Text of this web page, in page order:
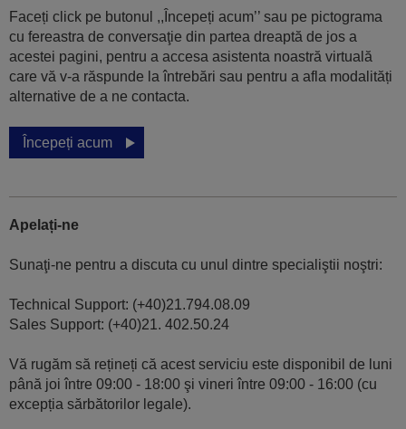
Faceți click pe butonul ,,Începeți acum’’ sau pe pictograma
cu fereastra de conversaţie din partea dreaptă de jos a
acestei pagini, pentru a accesa asistenta noastră virtuală
care vă v-a răspunde la întrebări sau pentru a afla modalități
alternative de a ne contacta.
Începeți acum
Apelați-ne
Sunaţi-ne pentru a discuta cu unul dintre specialiştii noştri:
Technical Support: (+40)21.794.08.09
Sales Support: (+40)21. 402.50.24
Vă rugăm să rețineți că acest serviciu este disponibil de luni
până joi între 09:00 - 18:00 şi vineri între 09:00 - 16:00 (cu
excepția sărbătorilor legale).